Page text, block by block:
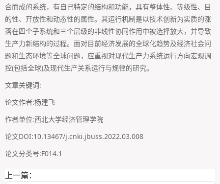
合而成的系统，有自己特定的结构和功能，具有整体性、等级性、目
的性、开放性和动态性的属性。其运行机制是以技术创新为实质的涨
落在四个子系统和三个层级的非线性协同作用中被选择放大，并导致
生产力新结构的过程。面对目前经济发展的全球化趋势及经济社会问
题和生态环境等全球问题，应重视对现代生产力系统运行方向宏观调
控(包括全球)及现代生产关系运行与规律的研究。
文章关键词:
论文作者:杨建飞
作者单位:西北大学经济管理学院
论文DOI:10.13467/j.cnki.jbuss.2022.03.008
论文分类号:F014.1
上一篇：